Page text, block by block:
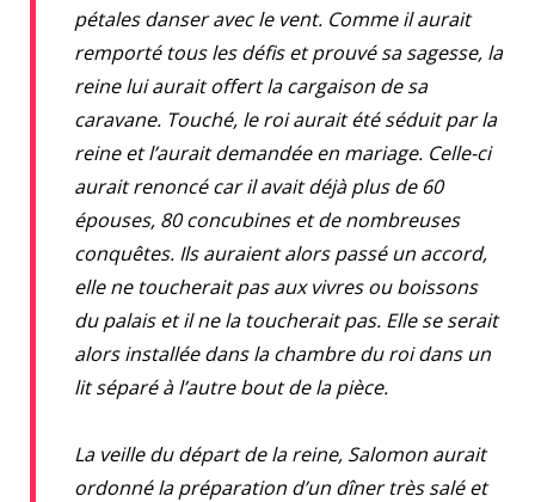
pétales danser avec le vent. Comme il aurait
remporté tous les défis et prouvé sa sagesse, la
reine lui aurait offert la cargaison de sa
caravane. Touché, le roi aurait été séduit par la
reine et l’aurait demandée en mariage. Celle-ci
aurait renoncé car il avait déjà plus de 60
épouses, 80 concubines et de nombreuses
conquêtes. Ils auraient alors passé un accord,
elle ne toucherait pas aux vivres ou boissons
du palais et il ne la toucherait pas. Elle se serait
alors installée dans la chambre du roi dans un
lit séparé à l’autre bout de la pièce.
La veille du départ de la reine, Salomon aurait
ordonné la préparation d’un dîner très salé et